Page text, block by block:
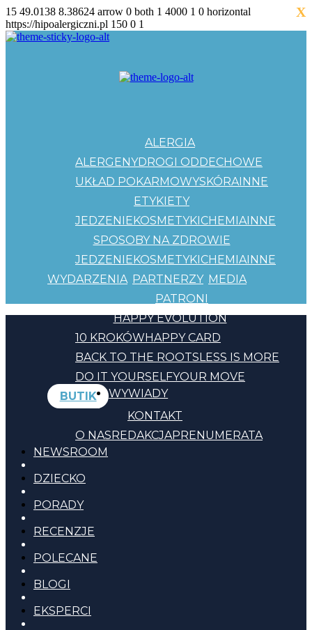
15 49.0138 8.38624 arrow 0 both 1 4000 1 0 horizontal
https://hipoalergiczni.pl 150 0 1
ALERGIA
ALERGENYDROGI ODDECHOWE
UKŁAD POKARMOWYSKÓRAINNE
ETYKIETY
JEDZENIEKOSMETYKICHEMIAINNE
SPOSOBY NA ZDROWIE
JEDZENIEKOSMETYKICHEMIAINNE
WYDARZENIA PARTNERZY
PATRONI
MEDIA
HAPPY EVOLUTION
10 KROKÓWHAPPY CARD
BACK TO THE ROOTSLESS IS MORE
DO IT YOURSELFYOUR MOVE
BUTIK
KONTAKT
O NASREDAKCJAPRENUMERATA
WYWIADY
NEWSROOM
DZIECKO
PORADY
RECENZJE
POLECANE
BLOGI
EKSPERCI
X